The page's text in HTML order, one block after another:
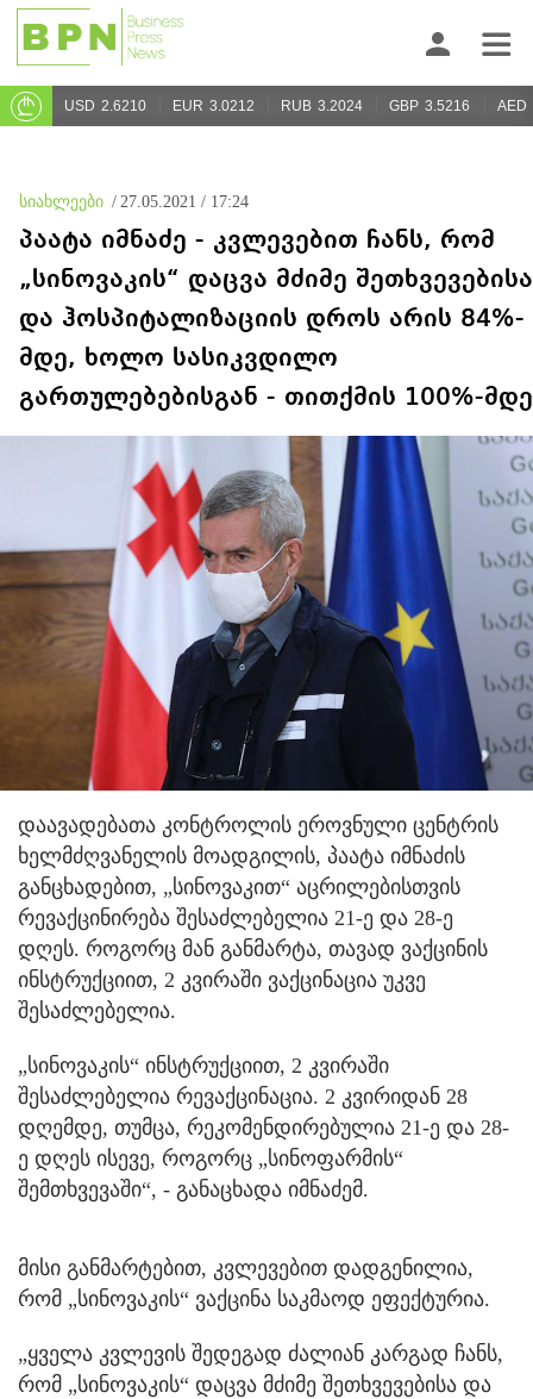
USD 2.6210 EUR 3.0212 RUB 3.2024 GBP 3.5216 AED
სიახლეები / 27.05.2021 / 17:24
პაატა იმნაძე - კვლევებით ჩანს, რომ
„სინოვაკის“ დაცვა მძიმე შეთხვევებისა
და ჰოსპიტალიზაციის დროს არის 84%-
მდე, ხოლო სასიკვდილო
გართულებებისგან - თითქმის 100%-მდე
დაავადებათა კონტროლის ეროვნული ცენტრის
ხელმძღვანელის მოადგილის, პაატა იმნაძის
განცხადებით, „სინოვაკით“ აცრილებისთვის
რევაქცინირება შესაძლებელია 21-ე და 28-ე
დღეს. როგორც მან განმარტა, თავად ვაქცინის
ინსტრუქციით, 2 კვირაში ვაქცინაცია უკვე
შესაძლებელია.
„სინოვაკის“ ინსტრუქციით, 2 კვირაში
შესაძლებელია რევაქცინაცია. 2 კვირიდან 28
დღემდე, თუმცა, რეკომენდირებულია 21-ე და 28-
ე დღეს ისევე, როგორც „სინოფარმის“
შემთხვევაში“, - განაცხადა იმნაძემ.
მისი განმარტებით, კვლევებით დადგენილია,
რომ „სინოვაკის“ ვაქცინა საკმაოდ ეფექტურია.
„ყველა კვლევის შედეგად ძალიან კარგად ჩანს,
რომ „სინოვაკის“ დაცვა მძიმე შეთხვევებისა და